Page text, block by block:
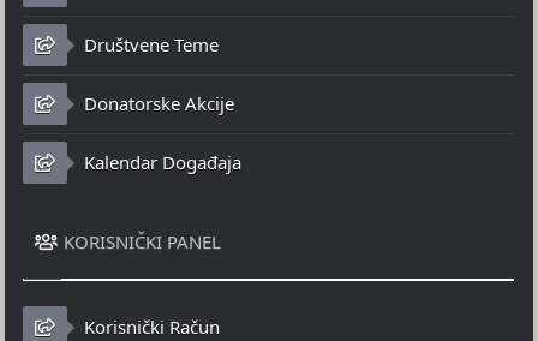
Društvene Teme
Donatorske Akcije
Kalendar Događaja
KORISNIČKI PANEL
Korisnički Račun